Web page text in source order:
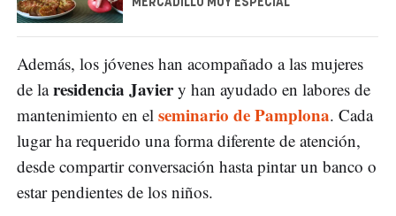
MERCADILLO MUY ESPECIAL
Además, los jóvenes han acompañado a las mujeres
de laresidencia Javiery han ayudado en labores de
mantenimiento en el seminario de Pamplona. Cada
lugar ha requerido una forma diferente de atención,
desde compartir conversación hasta pintar un banco o
estar pendientes de los niños.